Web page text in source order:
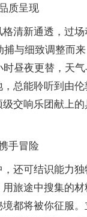
质呈现
新通透，过场
捕与细致调整而
昼夜更替，天
总能聆听到由
交响乐团献上
手冒险
可结识能力独
旅途中搜集的
都将被你征服。